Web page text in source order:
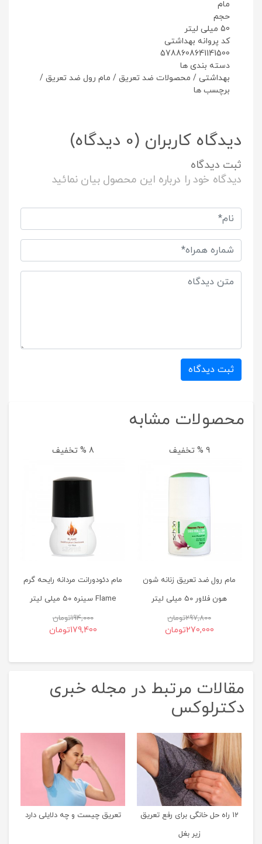
مام
حجم
50 میلی لیتر
کد پروانه بهداشتی
5788608641141500
دسته بندی ها
بهداشتی / محصولات ضد تعریق / مام رول ضد تعریق /
برچسب ها
دیدگاه کاربران (0 دیدگاه)
ثبت دیدگاه
دیدگاه خود را درباره این محصول بیان نمائید
ثبت دیدگاه
محصولات مشابه
9 % تخفیف
مام رول ضد تعریق زنانه شون
هون فلاور 50 میلی لیتر
297,800تومان
270,000تومان
8 % تخفیف
مام دئودورانت مردانه رایحه گرم
Flame سینره 50 میلی لیتر
194,000تومان
179,400تومان
مقالات مرتبط در مجله خبری
دکترلوکس
12 راه حل خانگی برای رفع تعریق
زیر بغل
تعریق چیست و چه دلایلی دارد